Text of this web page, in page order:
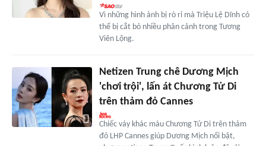
Vì những hình ảnh bị rò rỉ mà Triệu Lệ Dĩnh có
thể bị cắt bỏ nhiều phân cảnh trong Tương
Viên Lộng.
Netizen Trung chê Dương Mịch
'chơi trội', lấn át Chương Tử Di
trên thảm đỏ Cannes
Chiếc váy khác màu Chương Tử Di trên thảm
đỏ LHP Cannes giúp Dương Mịch nổi bật,